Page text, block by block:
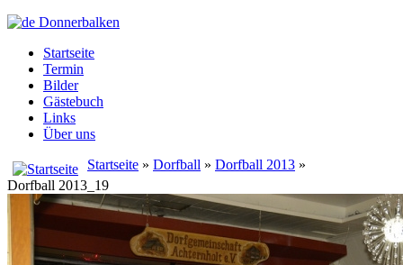
Startseite
Termin
Bilder
Gästebuch
Links
Über uns
Startseite » Dorfball » Dorfball 2013 »
Dorfball 2013_19